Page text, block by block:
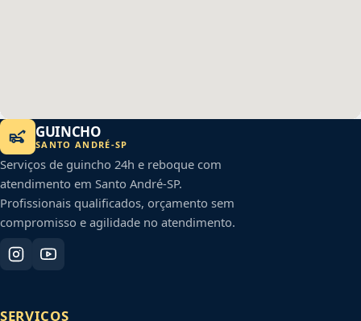
GUINCHO
SANTO ANDRÉ-SP
Serviços de guincho 24h e reboque com
atendimento em Santo André-SP.
Profissionais qualificados, orçamento sem
compromisso e agilidade no atendimento.
SERVIÇOS